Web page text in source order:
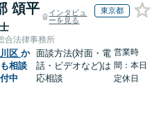
頌平
インタビュ
ーを見る
東京都
合法律事務所
区 か
相談
中
面談方法(対面・電
話・ビデオなど)は
応相談
営業時
間：本日
定休日